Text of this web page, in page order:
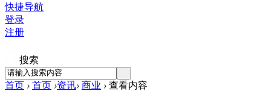
快捷导航
登录
注册
搜索
首页 › 首页 ›资讯› 商业 › 查看内容